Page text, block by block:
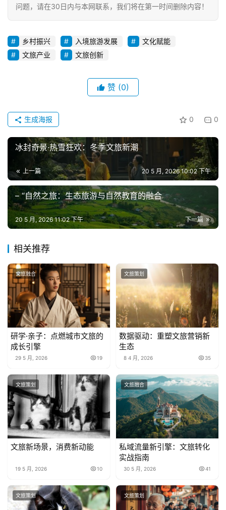
问题，请在30日内与本网联系，我们将在第一时间删除内容！
乡村振兴 入境旅游发展
文化赋能
文旅产业
文旅创新
赞 (0)
0 0
生成海报
冰封奇景·热雪狂欢：冬季文旅新潮
上一篇 20 5 月, 2026 10:02 下午
– “自然之旅：生态旅游与自然教育的融合
下一篇
20 5 月, 2026 11:02 下午
相关推荐
文旅融合
研学·亲子：点燃城市文旅的
成长引擎
29 5 月, 2026 19
文旅策划
数据驱动：重塑文旅营销新
生态
8 4 月, 2026 35
文旅策划
文旅新场景，消费新动能
19 5 月, 2026 10
文旅融合
私域流量新引擎：文旅转化
实战指南
30 5 月, 2026 41
文旅策划 文旅策划